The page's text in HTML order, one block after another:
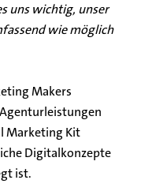
uns wichtig, unser
wie möglich
Makers
Marketing Kit
Digitalkonzepte
ist.